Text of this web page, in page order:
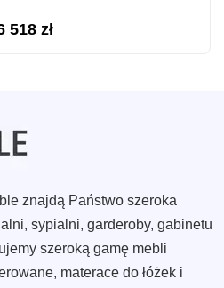
518 zł
znajdą Państwo szeroka
sypialni, garderoby, gabinetu
szeroką gamę mebli
materace do łóżek i